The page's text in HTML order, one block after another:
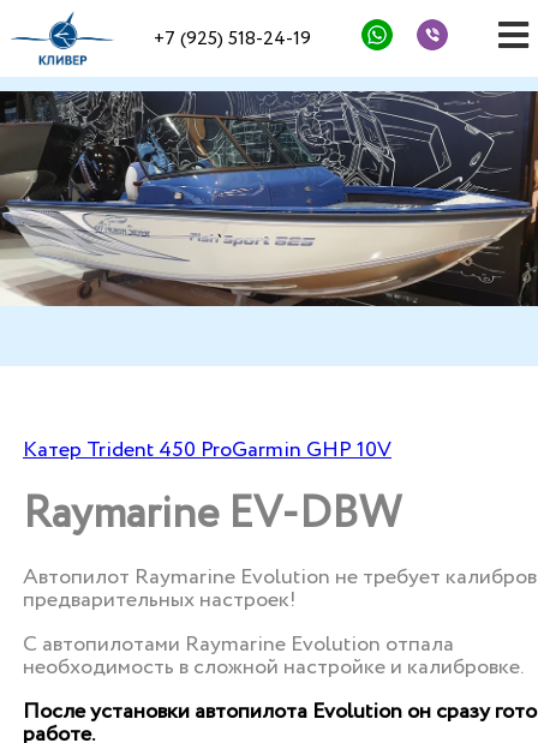
+7 (925) 518-24-19
Катер Trident 450 ProGarmin GHP 10V
Raymarine EV-DBW
Автопилот Raymarine Evolution не требует
предварительных настроек!
С автопилотами Raymarine Evolution отпала
необходимость в сложной настройке и калибровке.
После установки автопилота Evolution он сразу
работе.